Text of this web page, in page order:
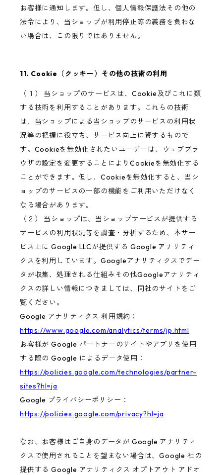
お客様に通知します。但し、個人情報保護法その他の
法令により、当ショップが利用停止等の義務を負わな
い場合は、この限りではありません。
11. Cookie（クッキー）その他の技術の利用
（１） 当ショップのサービスは、Cookie及びこれに類
する技術を利用することがあります。これらの技術
は、当ショップによる当ショップのサービスの利用状
況等の把握に役立ち、サービス向上に資するもので
す。Cookieを無効化されたいユーザーは、ウェブブラ
ウザの設定を変更することによりCookieを無効化する
ことができます。但し、Cookieを無効化すると、当シ
ョップのサービスの一部の機能をご利用いただけなく
なる場合があります。
（２） 当ショップは、当ショップサービスが提供する
サービスの利用状況等を調査・分析するため、本サー
ビス上に Google LLCが提供する Google アナリティ
クスを利用しています。Googleアナリティクスでデー
タが収集、処理される仕組みその他Googleアナリティ
クスの詳しい情報につきましては、同社のサイトをご
覧ください。
Google アナリティクス 利用規約：
https://www.google.com/analytics/terms/jp.html
お客様が Google パートナーのサイトやアプリを使用
する際の Google によるデータ使用：
https://policies.google.com/technologies/partner-
sites?hl=ja
Google プライバシーポリシー：
https://policies.google.com/privacy?hl=ja
なお、お客様はご自身のデータが Google アナリティ
クスで使用されることを望まない場合は、Google 社の
提供する Google アナリティクス オプトアウト アドオ